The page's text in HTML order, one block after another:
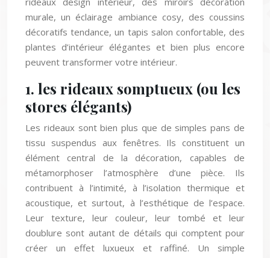
murale, un éclairage ambiance cosy, des coussins
décoratifs tendance, un tapis salon confortable, des
plantes d’intérieur élégantes et bien plus encore
peuvent transformer votre intérieur.
1. les rideaux somptueux (ou les
stores élégants)
Les rideaux sont bien plus que de simples pans de
tissu suspendus aux fenêtres. Ils constituent un
élément central de la décoration, capables de
métamorphoser l’atmosphère d’une pièce. Ils
contribuent à l’intimité, à l’isolation thermique et
acoustique, et surtout, à l’esthétique de l’espace.
Leur texture, leur couleur, leur tombé et leur
doublure sont autant de détails qui comptent pour
créer un effet luxueux et raffiné. Un simple
changement de rideaux peut redéfinir l’esthétique